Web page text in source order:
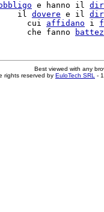
e hanno il
il dovere e il
cui affidano i
che fanno
Best viewed with any
rights reserved by EuloTech SRL -